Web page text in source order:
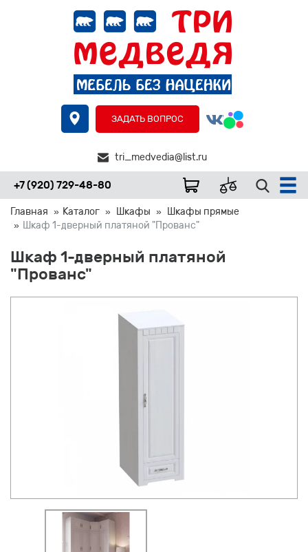
ЗАДАТЬ ВОПРОС
tri_medvedia@list.ru
+7 (920) 729-48-80
Главная Каталог Шкафы
Шкафы прямые
Шкаф 1-дверный платяной "Прованс"
Шкаф 1-дверный платяной
"Прованс"